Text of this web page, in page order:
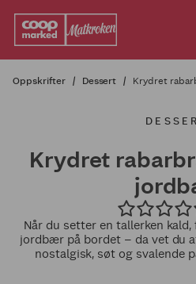
Oppskrifter Dessert Krydret
Krydret
Når du setter en tallerken
jordbær på bordet – da vet du
nostalgisk, søt og svalende